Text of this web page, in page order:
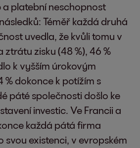
a platební neschopnost
Téměř každá druhá
uvedla, že kvůli tomu v
zisku (48 %), 46 %
k vyšším úrokovým
% dokonce k potížím s
páté společnosti došlo ke
investic. Ve Francii a
každá pátá firma
svou existenci, v evropském